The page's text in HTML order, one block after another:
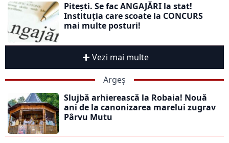
Pitești. Se fac ANGAJĂRI la stat!
Instituția care scoate la CONCURS
mai multe posturi!
Vezi mai multe
Argeș
Slujbă arhierească la Robaia! Nouă
ani de la canonizarea marelui zugrav
Pârvu Mutu